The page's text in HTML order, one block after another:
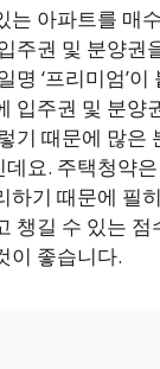
는 아파트를 매
주권 및 분양권
명 ‘프리미엄’
입주권 및 분양
기 때문에 많은
요. 주택청약
하기 때문에 필
챙길 수 있는 점
이 좋습니다.